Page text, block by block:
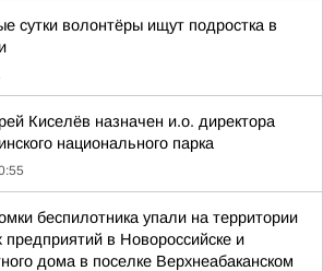
сутки волонтёры ищут подростка в
Киселёв назначен и.о. директора
национального парка
беспилотника упали на территории
предприятий в Новороссийске и
дома в поселке Верхнеабаканском